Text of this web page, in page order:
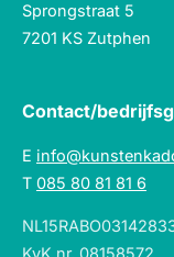
Sprongstraat 5
7201 KS Zutphen
Contact/
E
T 085 80 81 81 6
KvK nr. 08158572